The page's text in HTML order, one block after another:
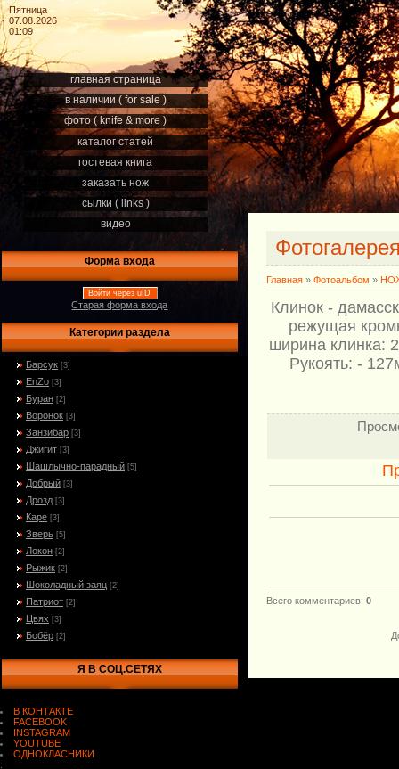
Пятница
07.08.2026
01:09
главная страница
в наличии ( for sale )
фото ( knife & more )
каталог статей
гостевая книга
заказать нож
сылки ( links )
видео
Форма входа
Войти через uID
Старая форма входа
Категории раздела
Барсук [3]
EnZo [3]
Буран [2]
Воронок [3]
Занзибар [3]
Джигит [3]
Шашлычно-парадный [5]
Добрый [3]
Дрозд [3]
Каре [3]
Зверь [5]
Локон [2]
Рыжик [2]
Шоколадный заяц [2]
Патриот [2]
Цвях [3]
Бобёр [2]
Я В СОЦ.СЕТЯХ
В КОНТАКТЕ
FACEBOOK
INSTAGRAM
YOUTUBE
ОДНОКЛАСНИКИ
Главная » Фотоальбом »
Клинок -
режущая
ширина клинка:
Рукоять: -
Всего комментариев: 0